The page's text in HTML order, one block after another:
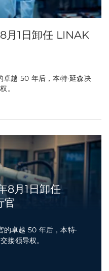
月1日卸任 LINAK
越 50 年后，本特·延森决
。
8月1日卸任
官
卓越 50 年后，本特·
接领导权。